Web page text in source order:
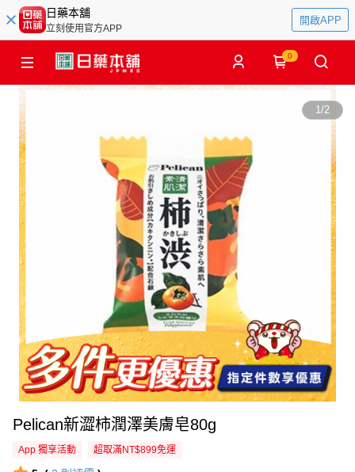
日藥本舖
立刻使用官方APP
開啟APP
0
1/2
Pelican新澀柿潤澤美膚皂80g
App 獨享活動 超取滿NT$899免運